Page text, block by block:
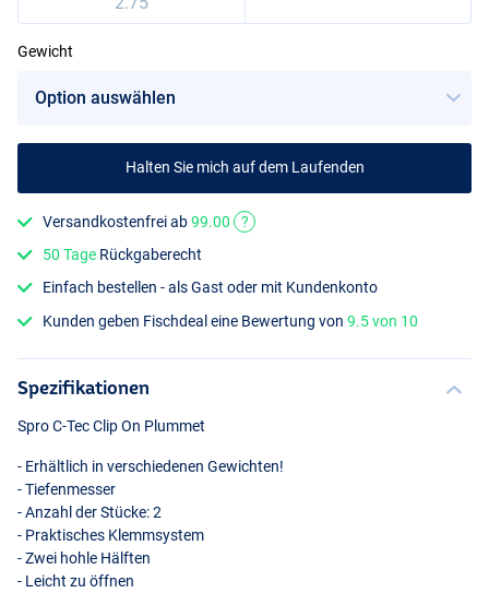
Gewicht
Halten Sie mich auf dem Laufenden
Versandkostenfrei ab99.00
?
50 Tage Rückgaberecht
Einfach bestellen - als Gast oder mit Kundenkonto
Kunden geben Fischdeal eine Bewertung von9.5 von 10
Spezifikationen
Spro C-Tec Clip On Plummet
- Erhältlich in verschiedenen Gewichten!
- Tiefenmesser
- Anzahl der Stücke: 2
- Praktisches Klemmsystem
- Zwei hohle Hälften
- Leicht zu öffnen